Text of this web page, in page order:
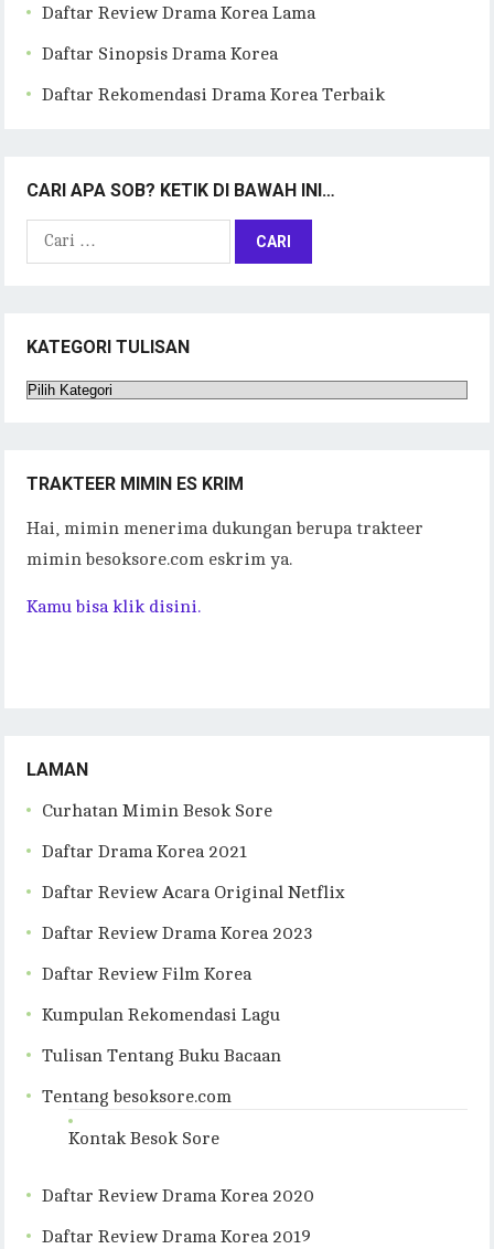
Daftar Review Drama Korea Lama
Daftar Sinopsis Drama Korea
Daftar Rekomendasi Drama Korea Terbaik
CARI APA SOB? KETIK DI BAWAH INI…
Cari
KATEGORI TULISAN
Kategori
TRAKTEER MIMIN ES KRIM
Hai, mimin menerima dukungan berupa trakteer
mimin besoksore.com eskrim ya.
Kamu bisa klik disini.
LAMAN
Curhatan Mimin Besok Sore
Daftar Drama Korea 2021
Daftar Review Acara Original Netflix
Daftar Review Drama Korea 2023
Daftar Review Film Korea
Kumpulan Rekomendasi Lagu
Tulisan Tentang Buku Bacaan
Tentang besoksore.com
Kontak Besok Sore
Daftar Review Drama Korea 2020
Daftar Review Drama Korea 2019